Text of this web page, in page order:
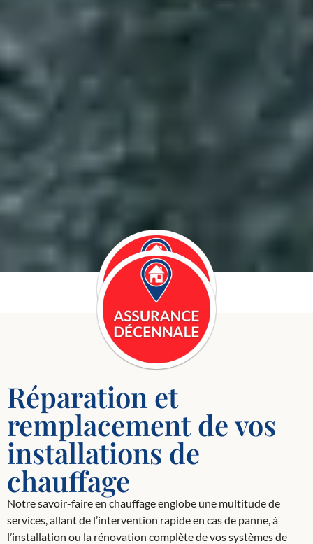
Réparation et
remplacement de vos
installations de
chauffage
Notre savoir-faire en chauffage englobe une multitude de
services, allant de l’intervention rapide en cas de panne, à
l’installation ou la rénovation complète de vos systèmes de